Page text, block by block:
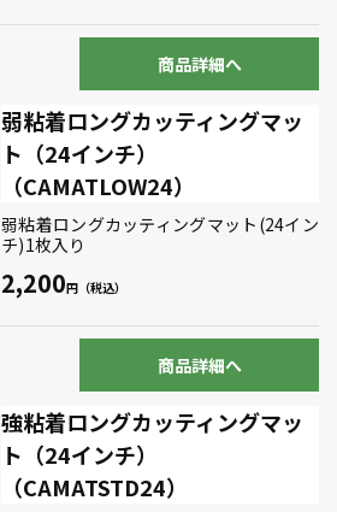
商品詳細へ
弱粘着ロングカッティングマッ
ト（24インチ）
（CAMATLOW24）
弱粘着ロングカッティングマット(24イン
チ)1枚入り
2,200
商品詳細へ
強粘着ロングカッティングマッ
ト（24インチ）
（CAMATSTD24）